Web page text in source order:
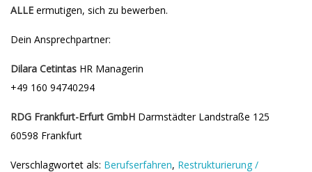
ALLE ermutigen, sich zu bewerben.
Dein Ansprechpartner:
Dilara Cetintas HR Managerin
+49 160 94740294
RDG Frankfurt-Erfurt GmbH Darmstädter Landstraße 125
60598 Frankfurt
Verschlagwortet als: Berufserfahren, Restrukturierung /